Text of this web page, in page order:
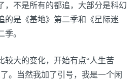
，不是所有的都追，大部分是科幻
的是《基地》第二季和《星际迷
。
较大的变化，开始有点“人生苦
。当然我加了引号，我是一个闲